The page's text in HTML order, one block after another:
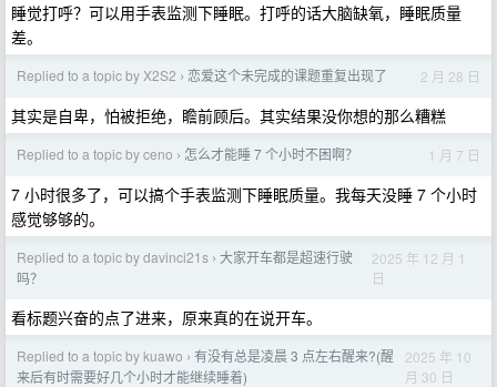
睡觉打呼？可以用手表监测下睡眠。打呼的话大脑缺氧，睡眠质量
差。
Replied to a topic by X2S2 › 恋爱这个未完成的课题重复出现了 2 月 28 日
其实是自卑，怕被拒绝，瞻前顾后。其实结果没你想的那么糟糕
Replied to a topic by ceno › 怎么才能睡 7 个小时不困啊？ 1 月 7 日
7 小时很多了，可以搞个手表监测下睡眠质量。我每天没睡 7 个小时
感觉够够的。
Replied to a topic by davinci21s › 大家开车都是超速行驶
吗？
2025 年 12 月 1
日
看标题兴奋的点了进来，原来真的在说开车。
Replied to a topic by kuawo › 有没有总是凌晨 3 点左右醒来?(醒
来后有时需要好几个小时才能继续睡着)
2025 年 10
月 30 日